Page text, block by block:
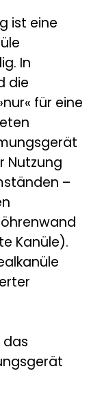
ist eine
In
die
für eine
Nutzung
–
Kanüle).